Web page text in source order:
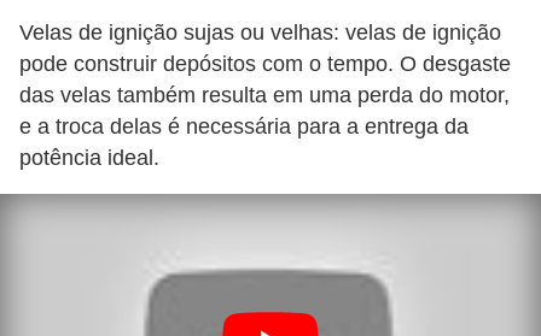
Velas de ignição sujas ou velhas: velas de ignição
pode construir depósitos com o tempo. O desgaste
das velas também resulta em uma perda do motor,
e a troca delas é necessária para a entrega da
potência ideal.